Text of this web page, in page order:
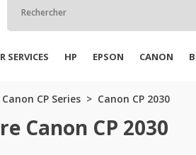
SERVICES HP EPSON CANON
Canon CP Series Canon CP 2030
Canon CP 2030